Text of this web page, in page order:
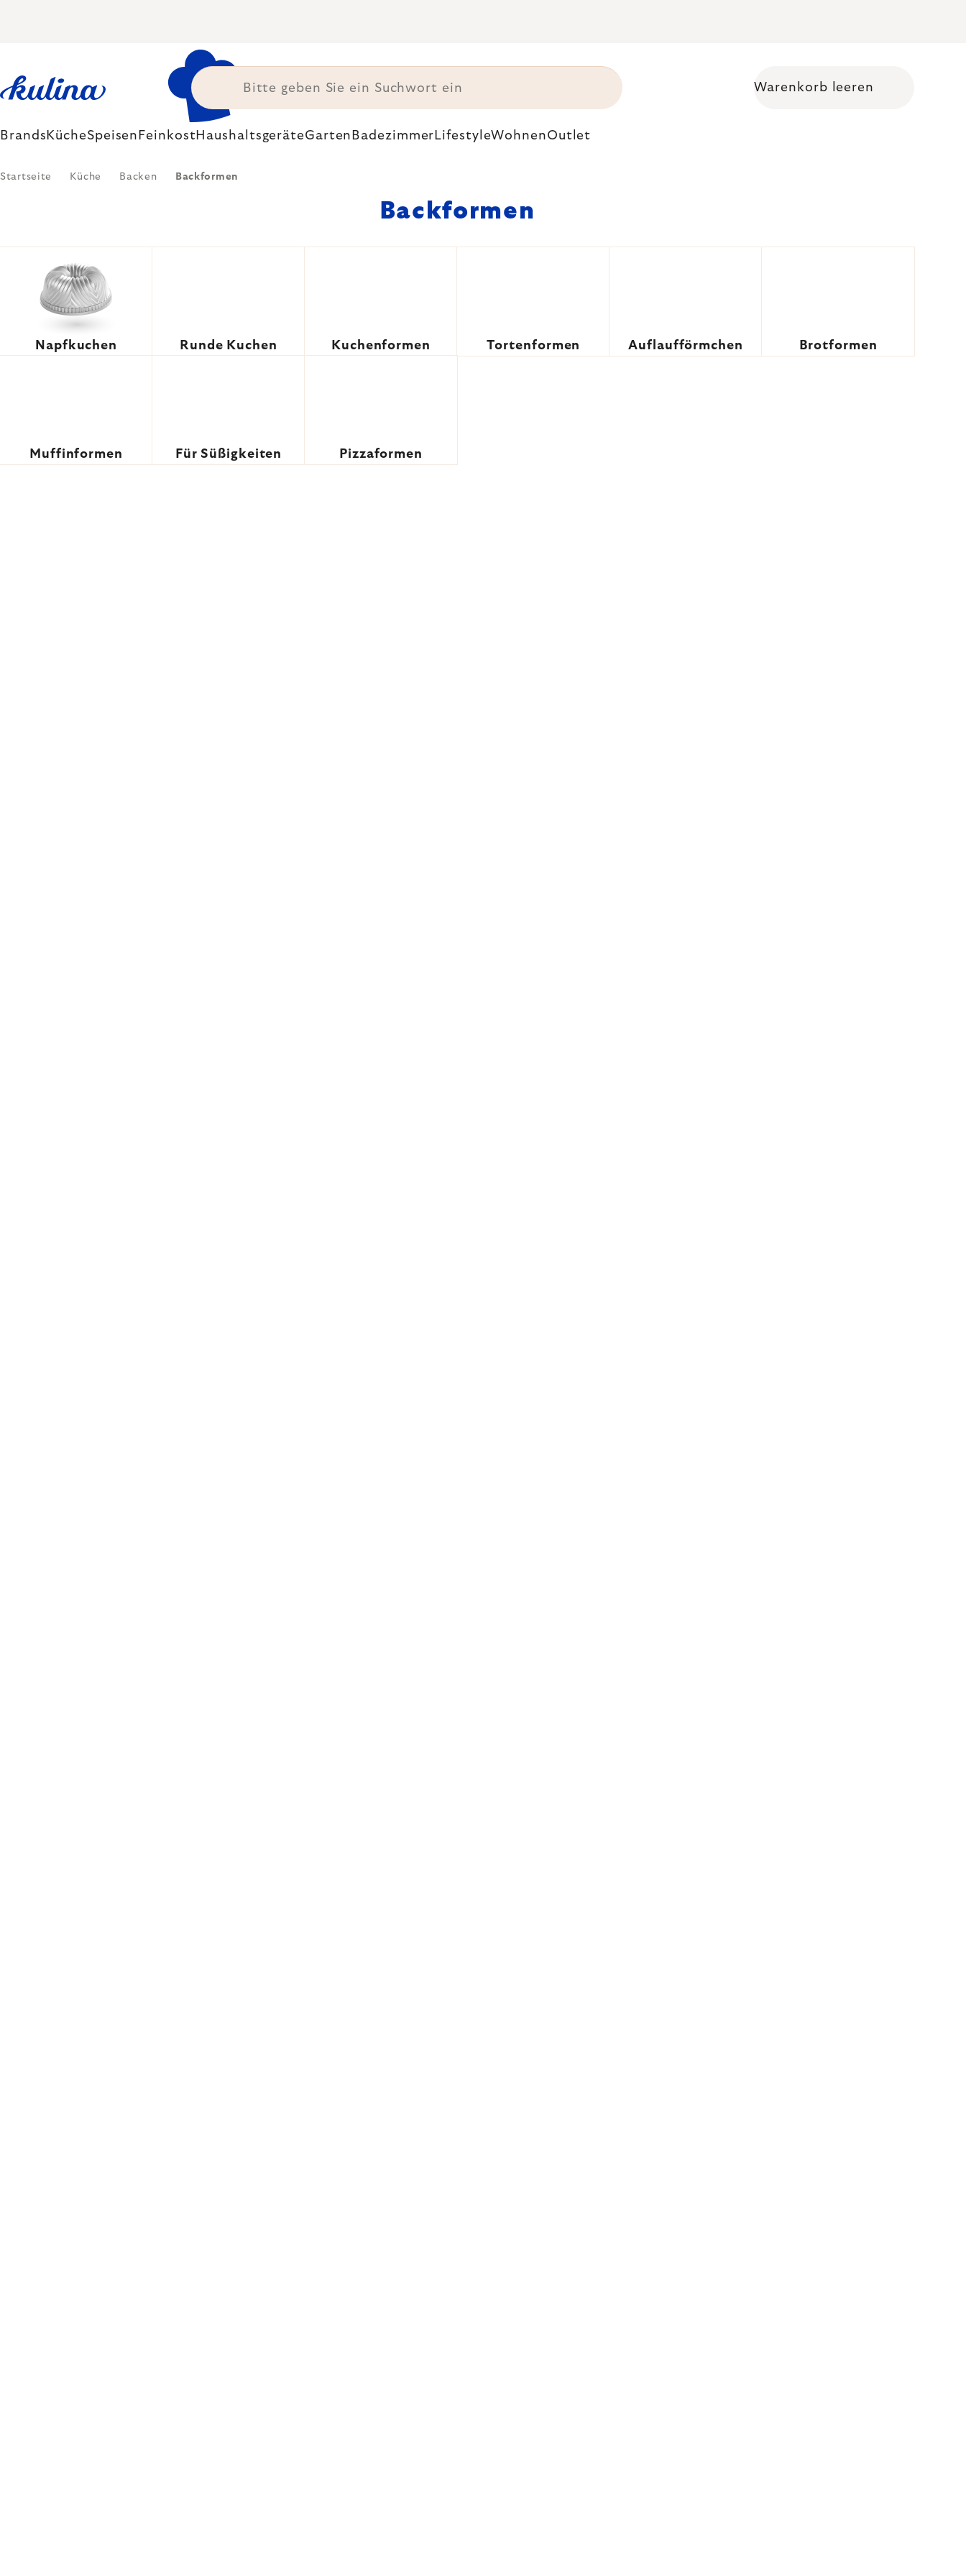
Warenkorb leeren
Brands KücheSpeisen FeinkostHaushaltsgeräteGarten Badezimmer LifestyleWohnenOutlet
Startseite Küche Backen Backformen
Backformen
Napfkuchen Runde Kuchen Kuchenformen Tortenformen Auflaufförmchen Brotformen
Muffinformen Für Süßigkeiten Pizzaformen